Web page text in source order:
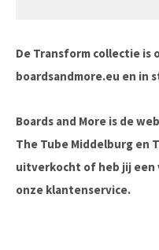
De Transform collectie is
boardsandmore.eu en in
Boards and More is de
The Tube Middelburg en
uitverkocht of heb jij een
onze klantenservice.